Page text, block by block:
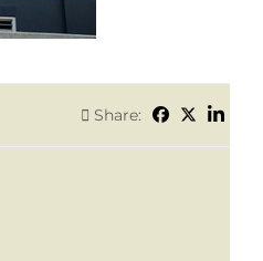
Share: